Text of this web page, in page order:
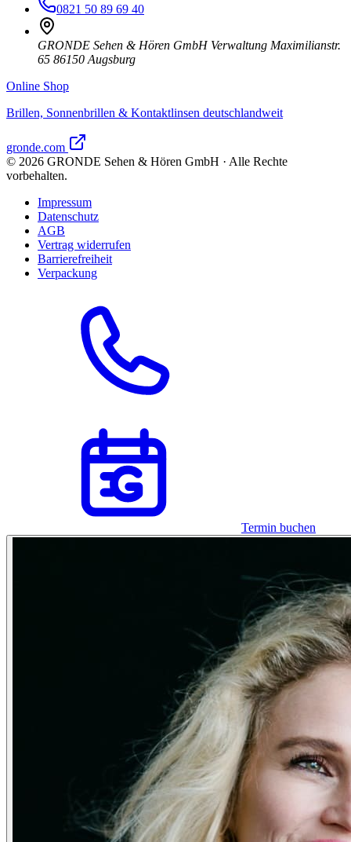
0821 50 89 69 40
GRONDE Sehen & Hören GmbH Verwaltung Maximilianstr.
65 86150 Augsburg
Online Shop
Brillen, Sonnenbrillen & Kontaktlinsen deutschlandweit
gronde.com
© 2026 GRONDE Sehen & Hören GmbH · Alle Rechte
vorbehalten.
Impressum
Datenschutz
AGB
Vertrag widerrufen
Barrierefreiheit
Verpackung
Termin buchen